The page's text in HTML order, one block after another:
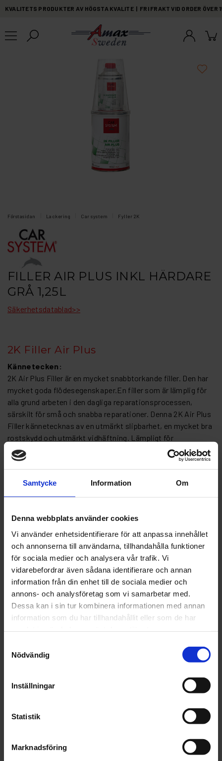
Samtycke Information Om
Denna webbplats använder cookies
Vi använder enhetsidentifierare för att anpassa innehållet
och annonserna till användarna, tillhandahålla funktioner
för sociala medier och analysera vår trafik. Vi
vidarebefordrar även sådana identifierare och annan
information från din enhet till de sociala medier och
annons- och analysföretag som vi samarbetar med.
Dessa kan i sin tur kombinera informationen med annan
information som du har tillhandahållit eller som de har
Nödvändig
Inställningar
Statistik
Marknadsföring
KVALITETS PRODUKTER AV HÖGSTA KVALITE | FRI FRAKT VID ORDER
Förstasidan Lackering Car system Fyller 2K
FILLER AIR PLUS INKL HÄRDARE
GRÅ 1,25L
Säkerhetsdatablad>>
2K Filler Air Plus
Kännetecken:
2K Air Plus Filler är en mycket snabbtorkande filler. Den har
mycket goda flödesegenskaper.En filler som är lämplig för
alla grund arbeten i den dagliga reparationsprocessen,
särskilt för små och snabba reparationer. Denna 2K Air Plus
Filler kännetecknas av en utmärkt slipbarhet, en mycket bra
rostskydd och utmärkt vidhäftning. Lämpligt för
lufttorkning vid 20 °.
2K Air plus filler är ett universellt tillämplig 2K-VOC filler och
kan användas utan problem på följande ytor:
- OEM-grundfärg
- KTL-grundfärg
- Polyester spackel
- GFK
Torktider:
20 °C 2,5 - 3 timmar
60 °C 15 - 20 min
Infraröd torkning: 12-15 min
Finns i lager
376 kr
Fri frakt över 1500kr